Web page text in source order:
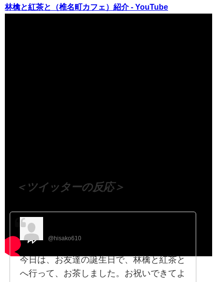
林檎と紅茶と（椎名町カフェ）紹介 - YouTube
＜ツイッターの反応＞
@hisako610
今日は、お友達の誕生日で、林檎と紅茶と
へ行って、お茶しました。お祝いできてよ